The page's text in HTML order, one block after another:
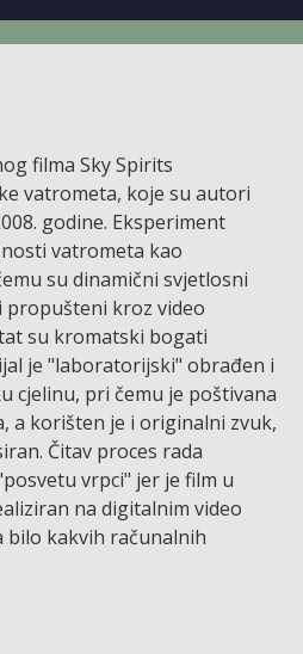
filma Sky Spirits
vatrometa, koje su autori
godine. Eksperiment
vatrometa kao
su dinamični svjetlosni
kroz video
su kromatski bogati
je "laboratorijski" obrađen i
cjelinu, pri čemu je poštivana
a korišten je i originalni zvuk,
Čitav proces rada
vrpci" jer je film u
na digitalnim video
bilo kakvih računalnih